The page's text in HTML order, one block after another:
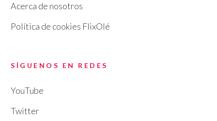
Acerca de nosotros
Política de cookies FlixOlé
SÍGUENOS EN REDES
YouTube
Twitter